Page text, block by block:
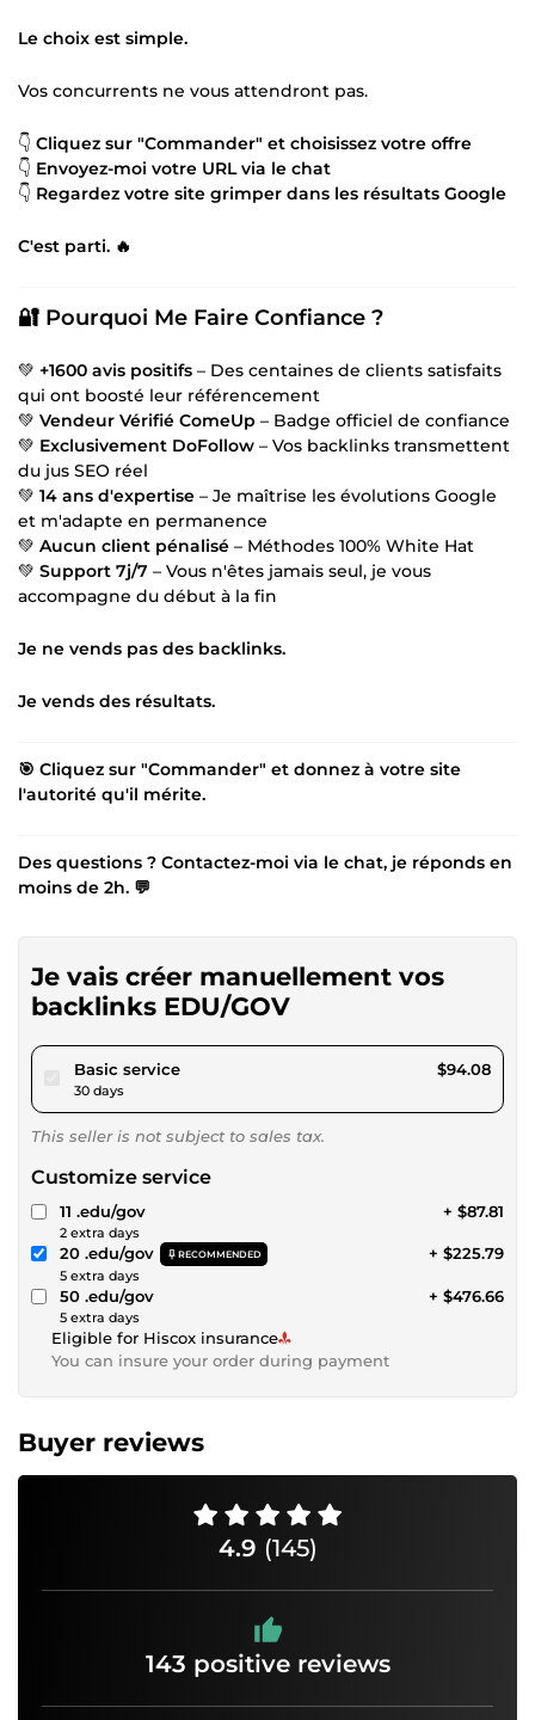
Le choix est simple.
Vos concurrents ne vous attendront pas.
👇 Cliquez sur "Commander" et choisissez votre offre
👇 Envoyez-moi votre URL via le chat
👇 Regardez votre site grimper dans les résultats Google
C'est parti. 🔥
🔐 Pourquoi Me Faire Confiance ?
💚 +1600 avis positifs – Des centaines de clients satisfaits
qui ont boosté leur référencement
💚 Vendeur Vérifié ComeUp – Badge officiel de confiance
💚 Exclusivement DoFollow – Vos backlinks transmettent
du jus SEO réel
💚 14 ans d'expertise – Je maîtrise les évolutions Google
et m'adapte en permanence
💚 Aucun client pénalisé – Méthodes 100% White Hat
💚 Support 7j/7 – Vous n'êtes jamais seul, je vous
accompagne du début à la fin
Je ne vends pas des backlinks.
Je vends des résultats.
🎯 Cliquez sur "Commander" et donnez à votre site
l'autorité qu'il mérite.
Des questions ? Contactez-moi via le chat, je réponds en
moins de 2h. 💬
Je vais créer manuellement vos
backlinks EDU/GOV
Basic servicepour $86.71
30 days
$94.08
This seller is not subject to sales tax.
Customize service
11 .edu/gov
2 extra days
+ $87.81
20 .edu/gov RECOMMENDED
5 extra days
+ $225.79
50 .edu/gov
5 extra days
+ $476.66
Eligible for Hiscox insurance
You can insure your order during payment
Buyer reviews
4.9 (145)
143 positive reviews